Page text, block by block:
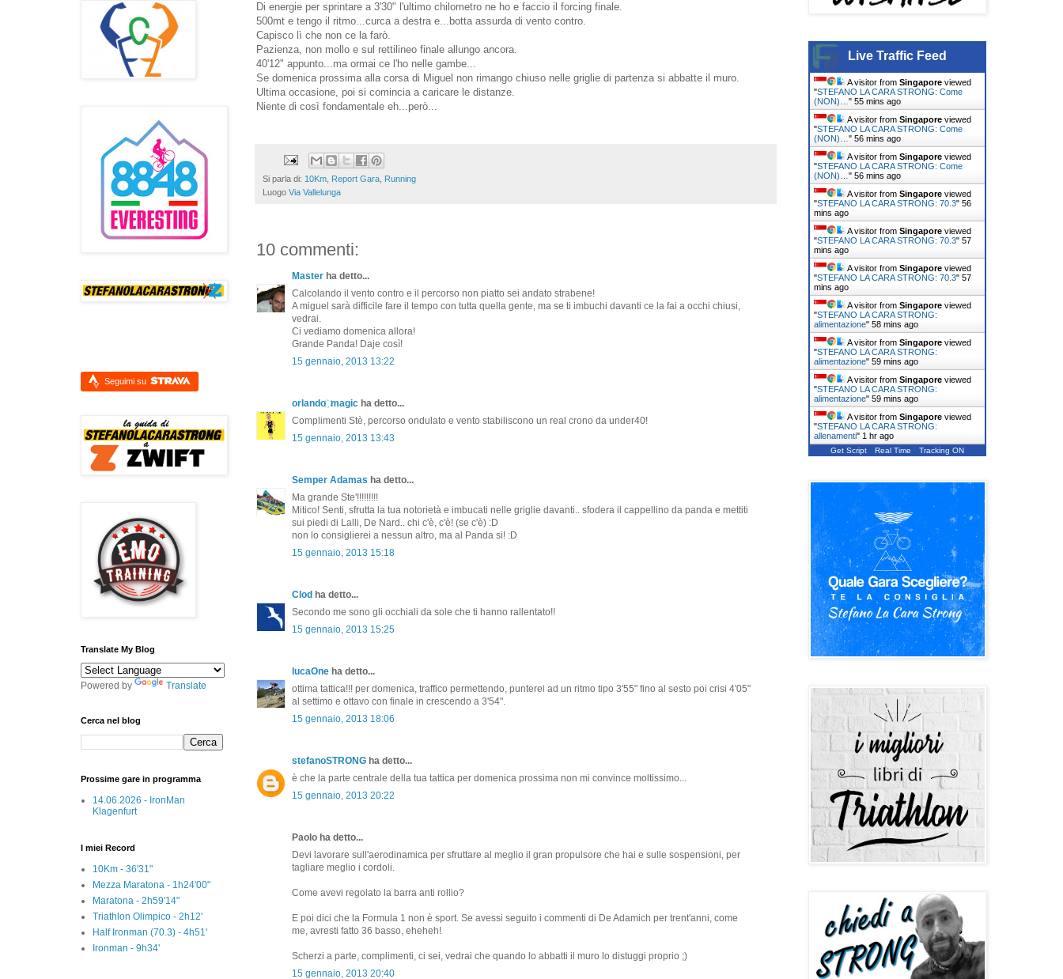
Di energie per sprintare a 3'30" l'ultimo chilometro ne ho e faccio il forcing finale.
500mt e tengo il ritmo...curca a destra e...botta assurda di vento contro.
Capisco lì che non ce la farò.
Pazienza, non mollo e sul rettilineo finale allungo ancora.
40'12" appunto...ma ormai ce l'ho nelle gambe...
Se domenica prossima alla corsa di Miguel non rimango chiuso nelle griglie di partenza si abbatte il muro.
Ultima occasione, poi si comincia a caricare le distanze.
Niente di così fondamentale eh...però...
Si parla di: 10Km Report Gara Running
Luogo Via Vallelunga
10 commenti:
Master ha detto...
Calcolando il vento contro e il percorso non piatto sei andato strabene!
A miguel sarà difficile fare il tempo con tutta quella gente, ma se ti imbuchi davanti ce la fai a occhi chiusi,
vedrai.
Ci vediamo domenica allora!
Grande Panda! Daje così!
15 gennaio, 2013 13:22
orlando ҉ magic ha detto...
Complimenti Stè, percorso ondulato e vento stabiliscono un real crono da under40!
15 gennaio, 2013 13:43
Semper Adamas ha detto...
Ma grande Ste'!!!!!!!!!
Mitico! Senti, sfrutta la tua notorietà e imbucati nelle griglie davanti.. sfodera il cappellino da panda e mettiti
sui piedi di Lalli, De Nard.. chi c'è, c'è! (se c'è) :D
non lo consiglierei a nessun altro, ma al Panda si! :D
15 gennaio, 2013 15:18
Clod ha detto...
Secondo me sono gli occhiali da sole che ti hanno rallentato!!
15 gennaio, 2013 15:25
lucaOne ha detto...
ottima tattica!!! per domenica, traffico permettendo, punterei ad un ritmo tipo 3'55" fino al sesto poi crisi 4'05"
al settimo e ottavo con finale in crescendo a 3'54".
15 gennaio, 2013 18:06
stefanoSTRONG ha detto...
è che la parte centrale della tua tattica per domenica prossima non mi convince moltissimo...
15 gennaio, 2013 20:22
Paolo ha detto...
Devi lavorare sull'aerodinamica per sfruttare al meglio il gran propulsore che hai e sulle sospensioni, per
tagliare meglio i cordoli.
Come avevi regolato la barra anti rollio?
E poi dici che la Formula 1 non è sport. Se avessi seguito i commenti di De Adamich per trent'anni, come
me, avresti fatto 36 basso, eheheh!
Scherzi a parte, complimenti, ci sei, vedrai che quando lo abbatti il muro lo distuggi proprio ;)
15 gennaio, 2013 20:40
Seguimi su
Translate My Blog
Powered by Translate
Cerca nel blog
Prossime gare in programma
14.06.2026 - IronMan
Klagenfurt
I miei Record
10Km - 36'31"
Mezza Maratona - 1h24'00"
Maratona - 2h59'14"
Triathlon Olimpico - 2h12'
Half Ironman (70.3) - 4h51'
Ironman - 9h34'
Live Traffic Feed
A visitor from Singapore viewed
"STEFANO LA CARA STRONG: Come
(NON)… " 55 mins ago
A visitor from Singapore viewed
"STEFANO LA CARA STRONG: Come
(NON)… " 56 mins ago
A visitor from Singapore viewed
"STEFANO LA CARA STRONG: Come
(NON)… " 56 mins ago
A visitor from Singapore viewed
"STEFANO LA CARA STRONG: 70.3" 57
mins ago
A visitor from Singapore viewed
"STEFANO LA CARA STRONG: 70.3" 57
mins ago
A visitor from Singapore viewed
"STEFANO LA CARA STRONG: 70.3" 57
mins ago
A visitor from Singapore viewed
"STEFANO LA CARA STRONG:
alimentazione" 58 mins ago
A visitor from Singapore viewed
"STEFANO LA CARA STRONG:
alimentazione" 59 mins ago
A visitor from Singapore viewed
"STEFANO LA CARA STRONG:
alimentazione" 59 mins ago
A visitor from Singapore viewed
"STEFANO LA CARA STRONG:
allenamenti" 1 hr ago
Get Script Real Time Tracking ON